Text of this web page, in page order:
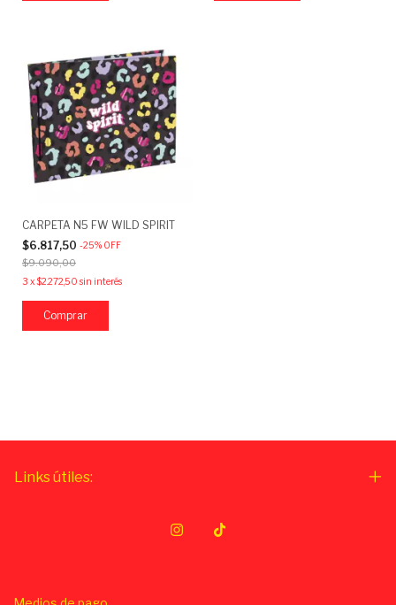
CARPETA N5 FW WILD SPIRIT
$6.817,50 -25% OFF
$9.090,00
3 x$2.272,50 sin interés
Links útiles: